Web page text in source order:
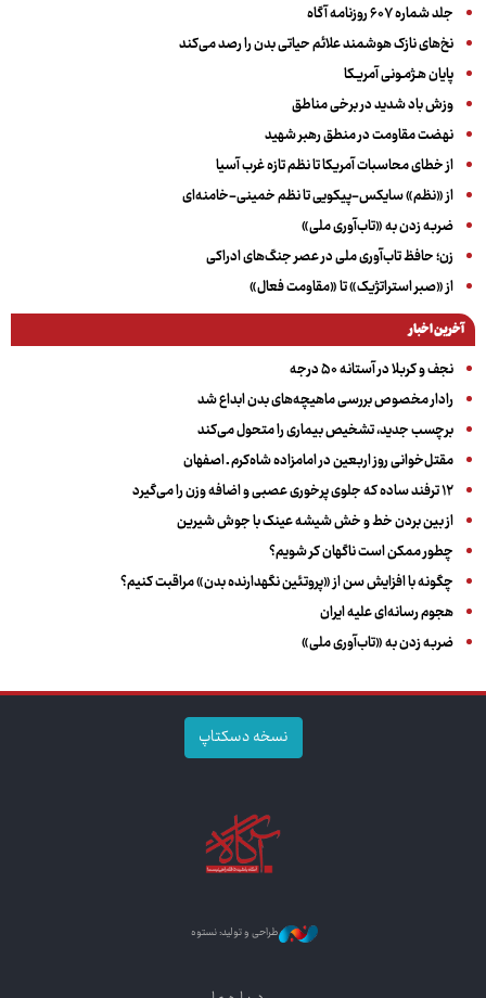
جلد شماره ۶۰۷ روزنامه آگاه
نخ‌های نازک هوشمند علائم حیاتی بدن را رصد می‌کند
پایان هـژمـونی آمریـکا
وزش باد شدید در برخی مناطق
نهضت مقاومت در منطق رهبر شهید
از خطای محاسبات آمریکا تا نظم تازه غرب آسیا
از «نظم» سایکس-پیکویی تا نظم خمینی-خامنه‌ای
ضربه زدن به «تاب‌آوری ملی»
زن؛ حافظ تاب‌آوری ملی در عصر جنگ‌های ادراکی
از «صبر استراتژیک» تا «مقاومت فعال»
آخرین اخبار
نجف و کربلا در آستانه ۵۰ درجه
رادار مخصوص بررسی ماهیچه‌های بدن ابداع شد
برچسب جدید، تشخیص بیماری را متحول می‌کند
مقتل‌خوانی روز اربعین در امامزاده شاه‌کرم ـ اصفهان
۱۲ ترفند ساده که جلوی پرخوری عصبی و اضافه ‌وزن را می‌گیرد
از بین بردن خط و خش شیشه عینک با جوش شیرین
چطور ممکن است ناگهان کر شویم؟
چگونه با افزایش سن از «پروتئین نگهدارنده بدن» مراقبت کنیم؟
هجوم رسانه‌ای علیه ایران
ضربه زدن به «تاب‌آوری ملی»
نسخه دسکتاپ
طراحی و تولید: نستوه